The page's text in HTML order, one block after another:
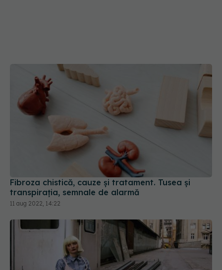
Fibroza chistică, cauze și tratament. Tusea și
transpirația, semnale de alarmă